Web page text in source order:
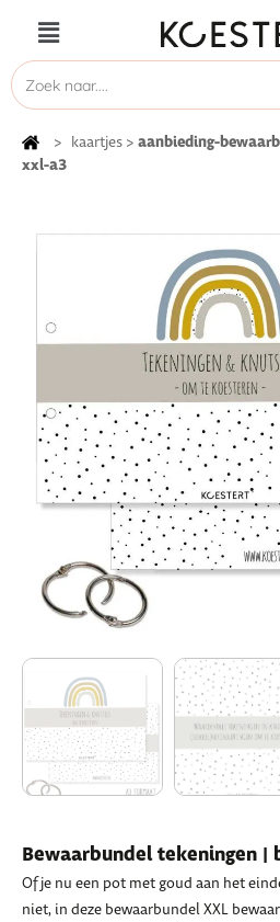
> kaartjes > aanbieding-
xxl-a3
Bewaarbundel tekeningen |
Of je nu een pot met goud aan het
niet, in deze bewaarbundel XXL